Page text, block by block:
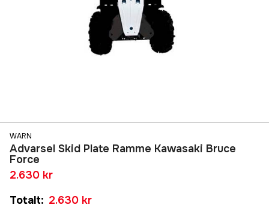
WARN
Advarsel Skid Plate Ramme Kawasaki Bruce
Force
2.630 kr
Totalt: 2.630 kr